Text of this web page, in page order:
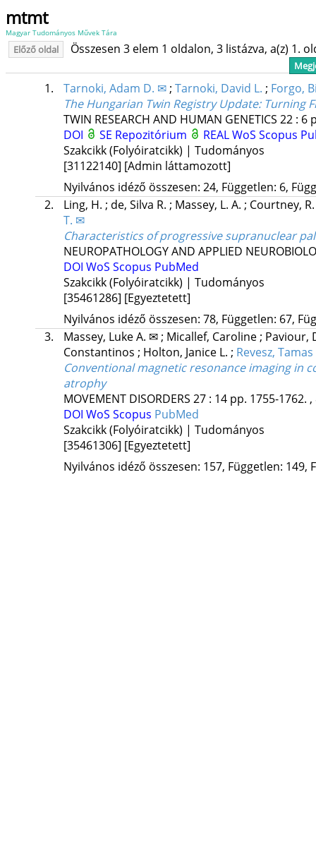
mtmt
Magyar Tudományos Művek Tára
Előző oldal Összesen 3 elem 1 oldalon, 3 listázva, a(z) 1.
1. Tarnoki, Adam D. ✉; Tarnoki, David L. ; Forgo,
The Hungarian Twin Registry Update: Turning
TWIN RESEARCH AND HUMAN GENETICS 22: 6
DOI
SE Repozitórium REALWoS Scopus
Szakcikk (Folyóiratcikk) | Tudományos
[31122140] [Admin láttamozott]
Nyilvános idéző összesen: 24, Független: 6,
2.
Ling, H. ; de, Silva R. ; Massey, L. A. ; Courtney,
T. ✉
Characteristics of progressive supranuclear
NEUROPATHOLOGY AND APPLIED
DOI WoS Scopus PubMed
Szakcikk (Folyóiratcikk) | Tudományos
[35461286] [Egyeztetett]
Nyilvános idéző összesen: 78, Független: 67,
3.
Massey, Luke A. ✉; Micallef, Caroline; Paviour,
Constantinos ; Holton, Janice L. ; Revesz, Tamas
Conventional magnetic resonance imaging in
atrophy
MOVEMENT DISORDERS 27: 14 pp. 1755-1762.
DOI WoS Scopus PubMed
Szakcikk (Folyóiratcikk) | Tudományos
[35461306] [Egyeztetett]
Nyilvános idéző összesen: 157, Független: 149,